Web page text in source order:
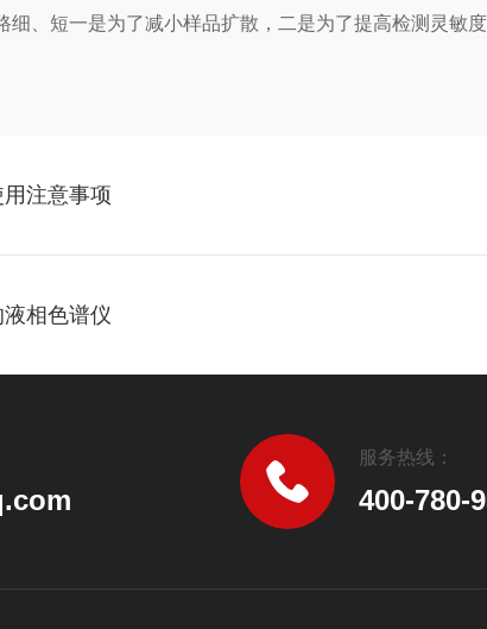
、短一是为了减小样品扩散，二是为了提高检测灵敏度
注意事项
相色谱仪
服务热线：
400-780-